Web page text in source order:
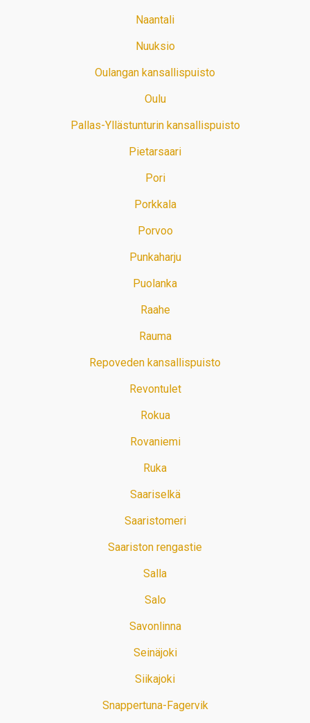
Naantali
Nuuksio
Oulangan kansallispuisto
Oulu
Pallas-Yllästunturin kansallispuisto
Pietarsaari
Pori
Porkkala
Porvoo
Punkaharju
Puolanka
Raahe
Rauma
Repoveden kansallispuisto
Revontulet
Rokua
Rovaniemi
Ruka
Saariselkä
Saaristomeri
Saariston rengastie
Salla
Salo
Savonlinna
Seinäjoki
Siikajoki
Snappertuna-Fagervik